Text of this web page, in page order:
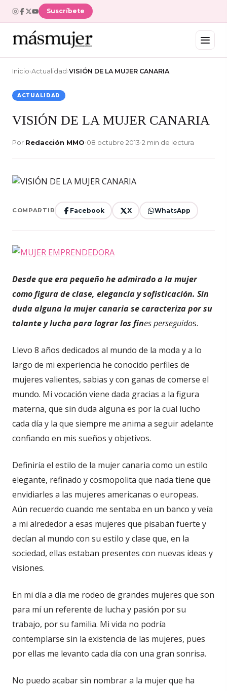
Suscríbete
Inicio›Actualidad ›VISIÓN DE LA MUJER CANARIA
ACTUALIDAD
VISIÓN DE LA MUJER CANARIA
Por Redacción MMO•08 octubre 2013•2 min de lectura
COMPARTIR Facebook X WhatsApp
Desde que era pequeño he admirado a la mujer
como figura de clase, elegancia y sofisticación. Sin
duda alguna la mujer canaria se caracteriza por su
talante y lucha para lograr los fines perseguidos.
Llevo 8 años dedicados al mundo de la moda y a lo
largo de mi experiencia he conocido perfiles de
mujeres valientes, sabias y con ganas de comerse el
mundo. Mi vocación viene dada gracias a la figura
materna, que sin duda alguna es por la cual lucho
cada día y la que siempre me anima a seguir adelante
confiando en mis sueños y objetivos.
Definiría el estilo de la mujer canaria como un estilo
elegante, refinado y cosmopolita que nada tiene que
envidiarles a las mujeres americanas o europeas.
Aún recuerdo cuando me sentaba en un banco y veía
a mi alrededor a esas mujeres que pisaban fuerte y
decían al mundo con su estilo y clase que, en la
sociedad, ellas estaban presentes con nuevas ideas y
visiones.
En mi día a día me rodeo de grandes mujeres que son
para mí un referente de lucha y pasión por su
trabajo, por su familia. Mi vida no podría
contemplarse sin la existencia de las mujeres, pues
por ellas me levanto cada día con una gran sonrisa.
No puedo acabar sin nombrar a la mujer que ha